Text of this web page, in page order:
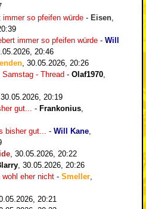
immer so pfeifen würde - Eisen
immer so pfeifen würde - Will
20:46
30.05.2026, 20:26
- Thread - Olaf1970
30.05.2026, 20:19
gut...
- Frankonius
bisher gut...
- Will Kane
30.05.2026, 20:22
30.05.2026, 20:26
eher nicht - Smeller
20:21